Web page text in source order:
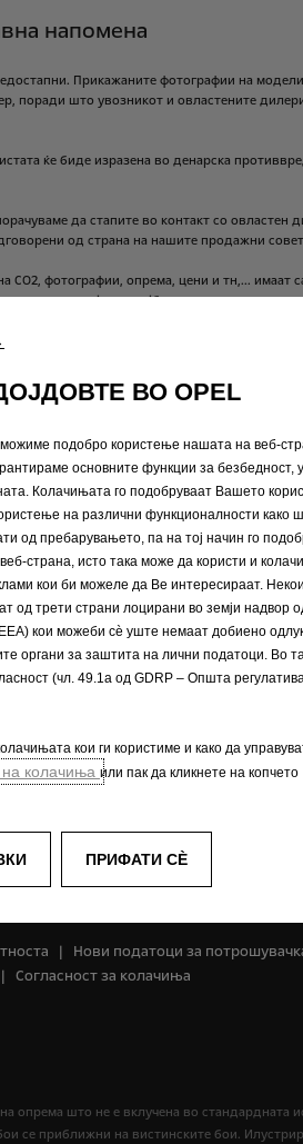
напомена
Прикажаните фотографии на
поради што увозникот и овластените
истата ќе биде изразена во денарска
да стапите во контакт со овластен
од страна на нашите продажни
CО2, фотографии, опрема, цени и тн,... имаат
контактирајте со најблискиот дилер или со
понуда
Повеќе за Opel
Opel Connect
Инфозабава
Concept cars
Opel класици
Opel Experimental
Нови податоци за
Согласност за колачиња
опрема што не е вклучена во
се приближни на вистинските бои.
ВО OPEL
подобро користење нашата на веб-
основните функции за безбедност,
Колачињата го подобруваат Вашето
на различни функционалности како
од пребарувањето, па на тој начин го
страна, исто така може да користи и
кои би можеле да Ве интересираат.
од трети страни лоцирани во земји надвор
кои можеби сѐ уште немаат добиено
органи за заштита на лични податоци. Во
(чл. 49.1а од GDRP – Општа
кои ги користиме и како да
колачиња или пак да кликнете на копчето
ПРИФАТИ СÈ